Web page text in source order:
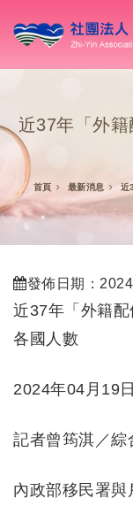
近37年「外
首頁 最新消息 近
發佈日期：
近37年「外籍
各國人數
2024年04月19
記者曾筠淇／綜
內政部移民署